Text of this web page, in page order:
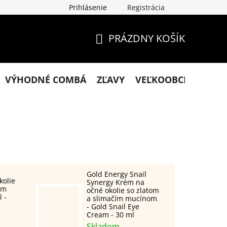
Podmienky ochrany osobných údajov
Prihlásenie Registrácia
KOŠÍK
PRÁZDNY KOŠÍK
VÝHODNÉ COMBÁ ZĽAVY VEĽKOOBCHOD
-
Gold Energy Snail
Synergy Krém na
očné okolie so zlatom
a slimačím mucínom
- Gold Snail Eye
Cream - 30 ml